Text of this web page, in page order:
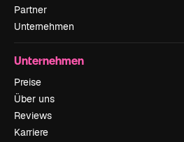
Partner
Unternehmen
Unternehmen
Preise
Über uns
Reviews
Karriere